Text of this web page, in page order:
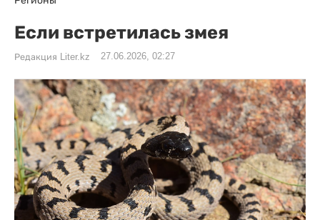
Если встретилась змея
Редакция Liter.kz 27.06.2026, 02:27